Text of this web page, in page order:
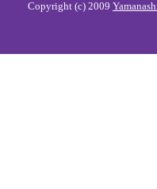
Copyright (c) 2009